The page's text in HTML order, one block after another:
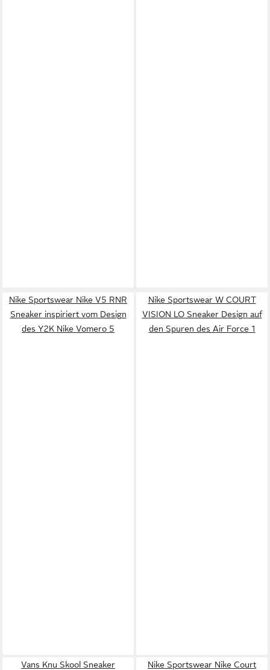
Nike Sportswear Nike V5 RNR
Sneaker inspiriert vom Design
des Y2K Nike Vomero 5
Nike Sportswear W COURT
VISION LO Sneaker Design auf
den Spuren des Air Force 1
Vans Knu Skool Sneaker
Nike Sportswear Nike Court